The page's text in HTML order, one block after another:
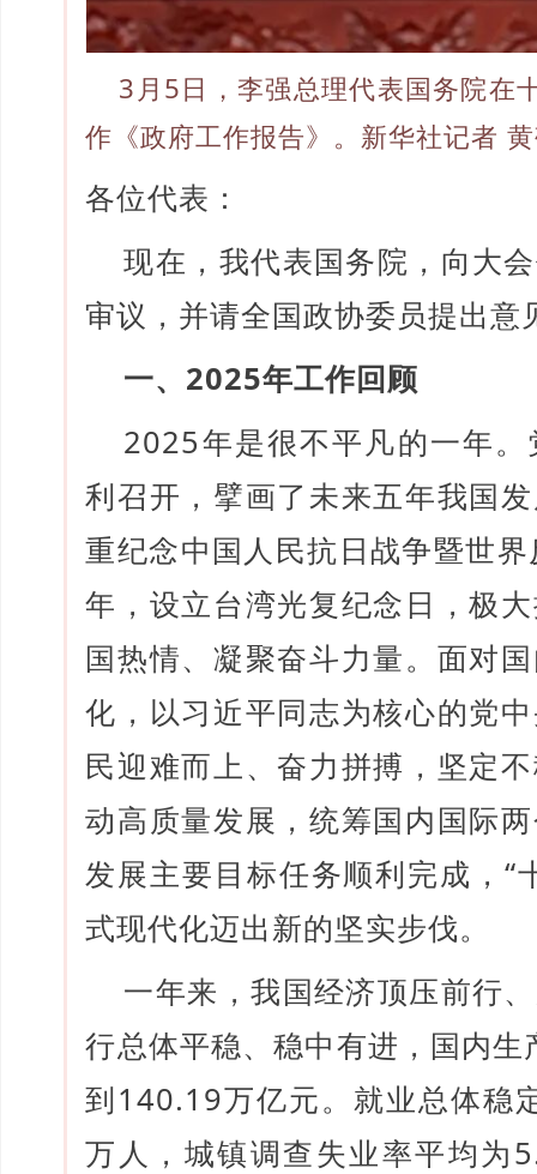
3月5日，李强总理代表国务院在
作《政府工作报告》。新华社记者
各位代表：
现在，我代表国务院，向大
审议，并请全国政协委员提出意
一、2025年工作回顾
2025年是很不平凡的一年
利召开，擘画了未来五年我国
重纪念中国人民抗日战争暨世
年，设立台湾光复纪念日，极
国热情、凝聚奋斗力量。面对
化，以习近平同志为核心的党
民迎难而上、奋力拼搏，坚定
动高质量发展，统筹国内国际
发展主要目标任务顺利完成，“
式现代化迈出新的坚实步伐。
一年来，我国经济顶压前行
行总体平稳、稳中有进，国内
到140.19万亿元。就业总体稳
万人，城镇调查失业率平均为